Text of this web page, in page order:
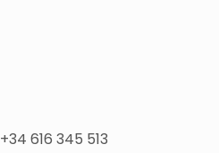
+34 616 345 513